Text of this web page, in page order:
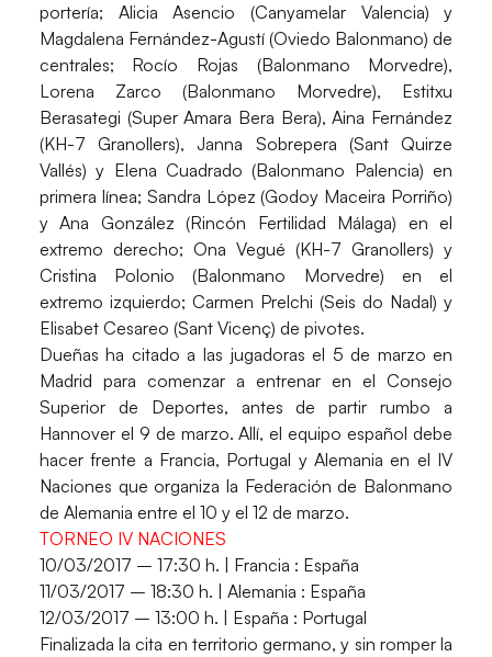
portería; Alicia Asencio (Canyamelar Valencia) y
Magdalena Fernández-Agustí(Oviedo Balonmano) de
centrales; Rocío Rojas (Balonmano Morvedre),
Lorena Zarco (Balonmano Morvedre), Estitxu
Berasategi (Super Amara Bera Bera),Aina Fernández
(KH-7 Granollers), Janna Sobrepera (Sant Quirze
Vallés) y Elena Cuadrado(Balonmano Palencia) en
primera línea; Sandra López(Godoy Maceira Porriño)
yAna González (Rincón Fertilidad Málaga) en el
extremo derecho; Ona Vegué(KH-7 Granollers) y
Cristina Polonio (Balonmano Morvedre) en el
extremo izquierdo; Carmen Prelchi (Seis do Nadal) y
Elisabet Cesareo (Sant Vicenç) de pivotes.
Dueñas ha citado a las jugadoras el 5 de marzo en
Madrid para comenzar a entrenar en el Consejo
Superior de Deportes, antes de partir rumbo a
Hannover el 9 de marzo. Allí, el equipo español debe
hacer frente a Francia, Portugal y Alemania en el IV
Naciones que organiza la Federación de Balonmano
de Alemania entre el 10 y el 12 de marzo.
TORNEO IV NACIONES
10/03/2017 – 17:30 h. | Francia : España
11/03/2017 – 18:30 h. | Alemania : España
12/03/2017 – 13:00 h. | España : Portugal
Finalizada la cita en territorio germano, y sin romper la